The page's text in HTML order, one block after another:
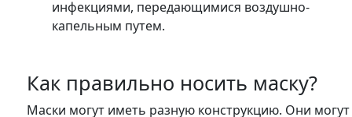
инфекциями, передающимися воздушно-
капельным путем.
Как правильно носить маску?
Маски могут иметь разную конструкцию. Они могут